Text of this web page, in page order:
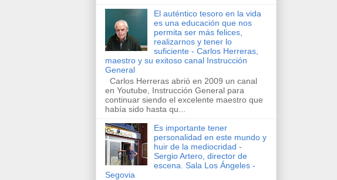
El auténtico tesoro en la vida
es una educación que nos
permita ser más felices,
realizarnos y tener lo
suficiente - Carlos Herreras,
maestro y su exitoso canal Instrucción
General
Carlos Herreras abrió en 2009 un canal
en Youtube, Instrucción General para
continuar siendo el excelente maestro que
había sido hasta qu...
Es importante tener
personalidad en este mundo y
huir de la mediocridad -
Sergio Artero, director de
escena. Sala Los Ángeles -
Segovia